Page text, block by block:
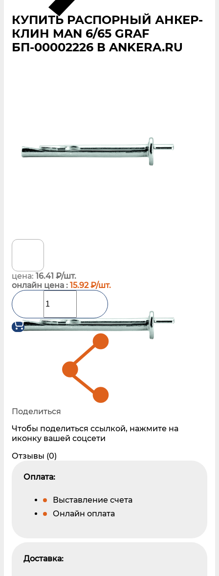
КУПИТЬ РАСПОРНЫЙ АНКЕР-
КЛИН MAN 6/65 GRAF
БП-00002226 В ANKERA.RU
цена: 16.41 ₽/шт.
онлайн цена : 15.92 ₽/шт.
Поделиться
Чтобы поделиться ссылкой, нажмите на
иконку вашей соцсети
Отзывы (0)
Оплата:
Выставление счета
Онлайн оплата
Доставка: